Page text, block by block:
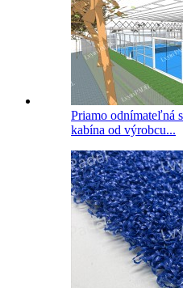
Priamo odnímateľná
kabína od výrobcu...